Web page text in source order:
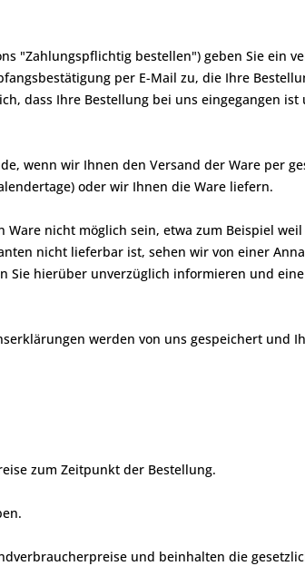
"Zahlungspflichtig bestellen") geben Sie ein
per E-Mail zu, die Ihre
dass Ihre Bestellung bei uns eingegangen
wenn wir Ihnen den Versand der Ware per
oder wir Ihnen die Ware liefern.
nicht möglich sein, etwa zum Beispiel
nicht lieferbar ist, sehen wir von einer
Sie hierüber unverzüglich informieren und
werden von uns gespeichert und
zum Zeitpunkt der Bestellung.
und beinhalten die